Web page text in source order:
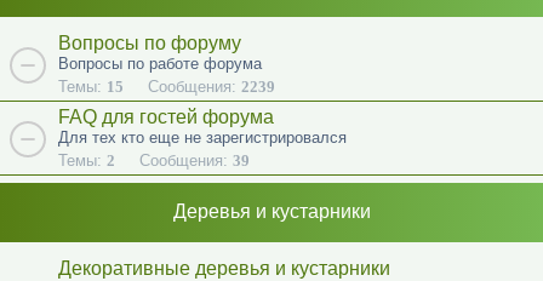
Вопросы по форуму
Вопросы по работе форума
Темы: 15 Сообщения: 2239
FAQ для гостей форума
Для тех кто еще не зарегистрировался
Темы: 2 Сообщения: 39
Деревья и кустарники
Декоративные деревья и кустарники